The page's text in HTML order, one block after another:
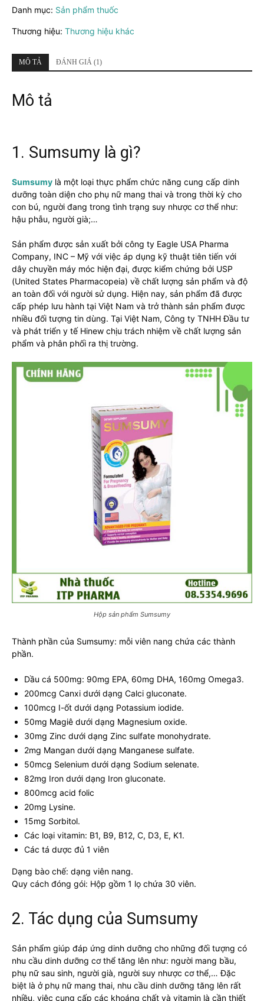
sung
dưỡng
diện
cho
nữ
cho
con
số
lượng
Danh mục: Sản phẩm thuốc
Thương hiệu: Thương hiệu khác
MÔ TẢ ĐÁNH GIÁ (1)
Mô tả
1. Sumsumy là gì?
Sumsumy là một loại thực phẩm chức năng cung cấp dinh
dưỡng toàn diện cho phụ nữ mang thai và trong thời kỳ cho
con bú, người đang trong tình trạng suy nhược cơ thể như:
hậu phẫu, người già;…
Sản phẩm được sản xuất bởi công ty Eagle USA Pharma
Company, INC – Mỹ với việc áp dụng kỹ thuật tiên tiến với
dây chuyền máy móc hiện đại, được kiểm chứng bởi USP
(United States Pharmacopeia) về chất lượng sản phẩm và độ
an toàn đối với người sử dụng. Hiện nay, sản phẩm đã được
cấp phép lưu hành tại Việt Nam và trở thành sản phẩm được
nhiều đối tượng tin dùng. Tại Việt Nam, Công ty TNHH Đầu tư
và phát triển y tế Hinew chịu trách nhiệm về chất lượng sản
phẩm và phân phối ra thị trường.
Hộp sản phẩm Sumsumy
Thành phần của Sumsumy: mỗi viên nang chứa các thành
phần.
Dầu cá 500mg: 90mg EPA, 60mg DHA, 160mg Omega3.
200mcg Canxi dưới dạng Calci gluconate.
100mcg I-ốt dưới dạng Potassium iodide.
50mg Magiê dưới dạng Magnesium oxide.
30mg Zinc dưới dạng Zinc sulfate monohydrate.
2mg Mangan dưới dạng Manganese sulfate.
50mcg Selenium dưới dạng Sodium selenate.
82mg Iron dưới dạng Iron gluconate.
800mcg acid folic
20mg Lysine.
15mg Sorbitol.
Các loại vitamin: B1, B9, B12, C, D3, E, K1.
Các tá dược đủ 1 viên
Dạng bào chế: dạng viên nang.
Quy cách đóng gói: Hộp gồm 1 lọ chứa 30 viên.
2. Tác dụng của Sumsumy
Sản phẩm giúp đáp ứng dinh dưỡng cho những đối tượng có
nhu cầu dinh dưỡng cơ thể tăng lên như: người mang bầu,
phụ nữ sau sinh, người già, người suy nhược cơ thể,… Đặc
biệt là ở phụ nữ mang thai, nhu cầu dinh dưỡng tăng lên rất
nhiều, việc cung cấp các khoáng chất và vitamin là cần thiết